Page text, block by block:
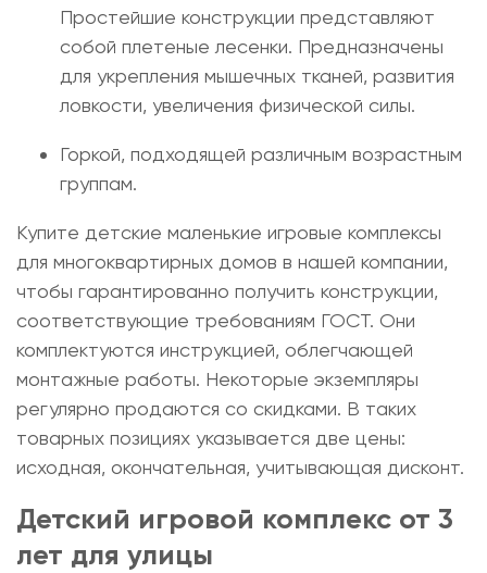
Простейшие конструкции представляют
собой плетеные лесенки. Предназначены
для укрепления мышечных тканей, развития
ловкости, увеличения физической силы.
Горкой, подходящей различным возрастным
группам.
Купите детские маленькие игровые комплексы
для многоквартирных домов в нашей компании,
чтобы гарантированно получить конструкции,
соответствующие требованиям ГОСТ. Они
комплектуются инструкцией, облегчающей
монтажные работы. Некоторые экземпляры
регулярно продаются со скидками. В таких
товарных позициях указывается две цены:
исходная, окончательная, учитывающая дисконт.
Детский игровой комплекс от 3
лет для улицы